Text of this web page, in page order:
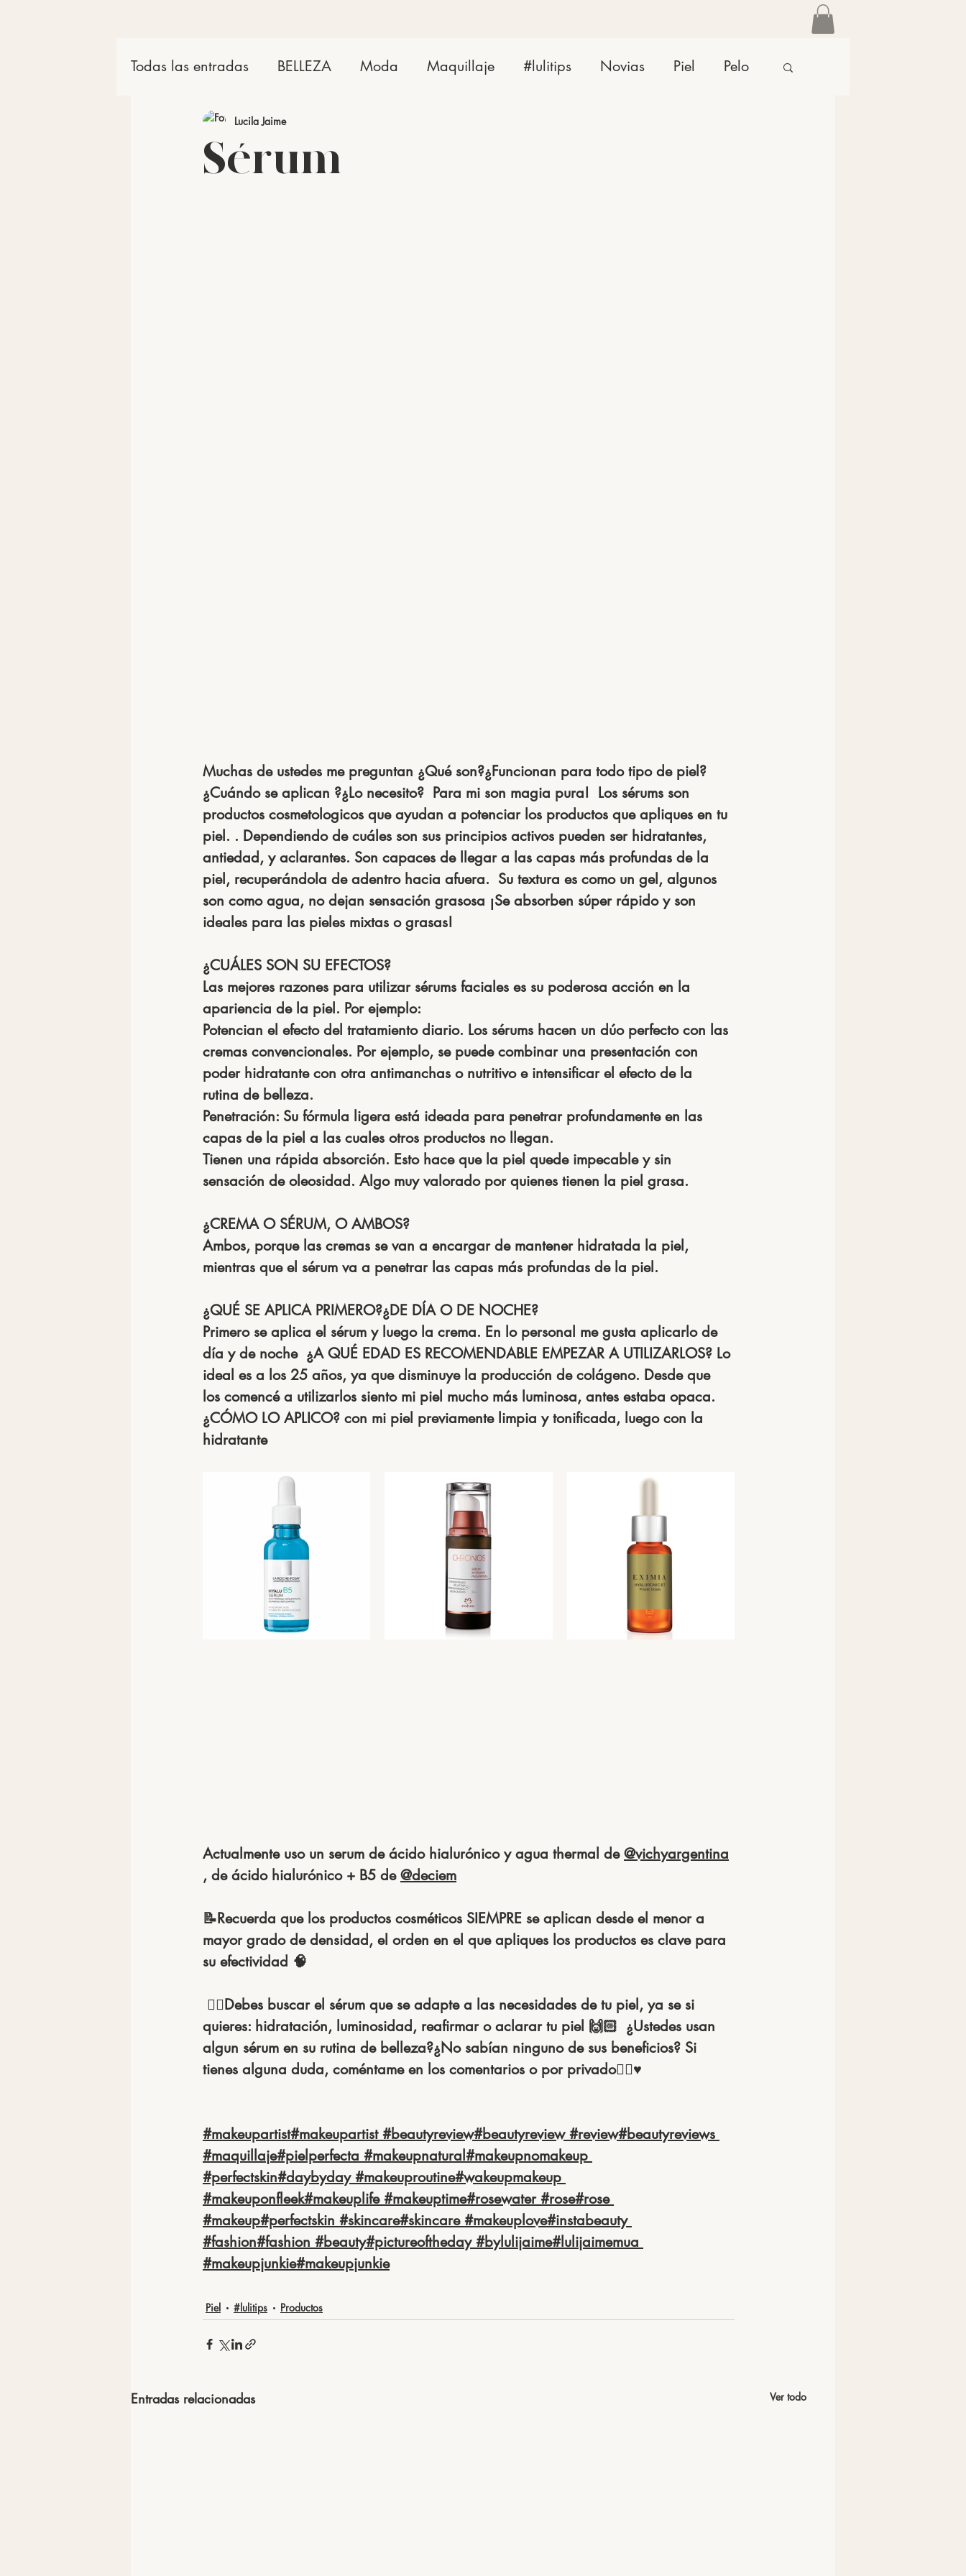
Todas las entradas BELLEZA Moda Maquillaje #lulitips Novias Piel Pelo
Productos
Sérum
Lucila Jaime
Muchas de ustedes me preguntan ¿Qué son?¿Funcionan para todo tipo de piel?
¿Cuándo se aplican ?¿Lo necesito?  Para mi son magia pura!  Los sérums son
productos cosmetologicos que ayudan a potenciar los productos que apliques en tu
piel. . Dependiendo de cuáles son sus principios activos pueden ser hidratantes,
antiedad, y aclarantes. Son capaces de llegar a las capas más profundas de la
piel, recuperándola de adentro hacia afuera.  Su textura es como un gel, algunos
son como agua, no dejan sensación grasosa ¡Se absorben súper rápido y son
ideales para las pieles mixtas o grasas!
¿CUÁLES SON SU EFECTOS?
Las mejores razones para utilizar sérums faciales es su poderosa acción en la
apariencia de la piel. Por ejemplo:
Potencian el efecto del tratamiento diario. Los sérums hacen un dúo perfecto con las
cremas convencionales. Por ejemplo, se puede combinar una presentación con
poder hidratante con otra antimanchas o nutritivo e intensificar el efecto de la
rutina de belleza.
Penetración: Su fórmula ligera está ideada para penetrar profundamente en las
capas de la piel a las cuales otros productos no llegan.
Tienen una rápida absorción. Esto hace que la piel quede impecable y sin
sensación de oleosidad. Algo muy valorado por quienes tienen la piel grasa.
¿CREMA O SÉRUM, O AMBOS?
Ambos, porque las cremas se van a encargar de mantener hidratada la piel,
mientras que el sérum va a penetrar las capas más profundas de la piel.
¿QUÉ SE APLICA PRIMERO?¿DE DÍA O DE NOCHE?
Primero se aplica el sérum y luego la crema. En lo personal me gusta aplicarlo de
día y de noche ¿A QUÉ EDAD ES RECOMENDABLE EMPEZAR A UTILIZARLOS? Lo
ideal es a los 25 años, ya que disminuye la producción de colágeno. Desde que
los comencé a utilizarlos siento mi piel mucho más luminosa, antes estaba opaca.
¿CÓMO LO APLICO? con mi piel previamente limpia y tonificada, luego con la
hidratante
Actualmente uso un serum de ácido hialurónico y agua thermal de @vichyargentina
, de ácido hialurónico + B5 de @deciem
📝Recuerda que los productos cosméticos SIEMPRE se aplican desde el menor a
mayor grado de densidad, el orden en el que apliques los productos es clave para
su efectividad 🧠
quieres: hidratación, luminosidad, reafirmar o aclarar tu piel 🙌🏻  ¿Ustedes usan
algun sérum en su rutina de belleza?¿No sabían ninguno de sus beneficios? Si
tienes alguna duda, coméntame en los comentarios o por privado👇🏻♥️
#makeupartist#makeupartist #beautyreview#beautyreview #review#beautyreviews
#maquillaje#pielperfecta #makeupnatural#makeupnomakeup
#perfectskin#daybyday #makeuproutine#wakeupmakeup
#makeuponfleek#makeuplife #makeuptime#rosewater #rose#rose
#makeup#perfectskin #skincare#skincare #makeuplove#instabeauty
#fashion#fashion #beauty#pictureoftheday #bylulijaime#lulijaimemua
#makeupjunkie#makeupjunkie
Piel #lulitips Productos
Entradas relacionadas Ver todo